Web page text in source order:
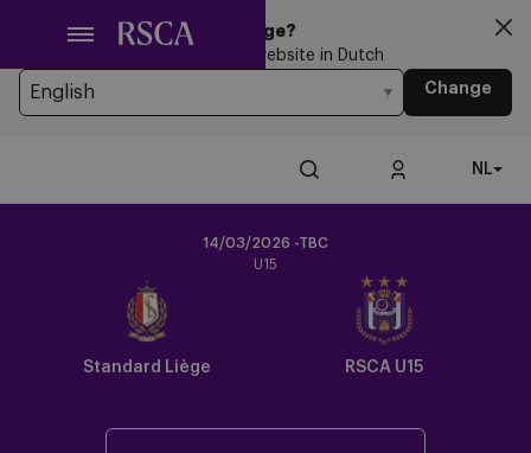
hoofdinhoud
Looking for another Language?
You’re currently browsing the website in Dutch
Change
NL
14/03/2026 -TBC
U15
Standard Liège
Crest
Dark
RSCA U15